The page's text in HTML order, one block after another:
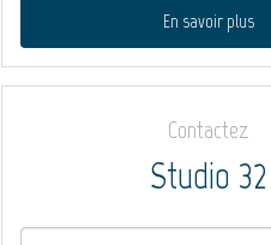
En savoir plus
Contactez
Studio 32